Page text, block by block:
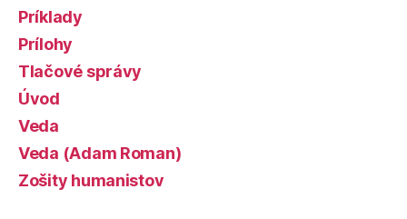
Príklady
Prílohy
Tlačové správy
Úvod
Veda
Veda (Adam Roman)
Zošity humanistov